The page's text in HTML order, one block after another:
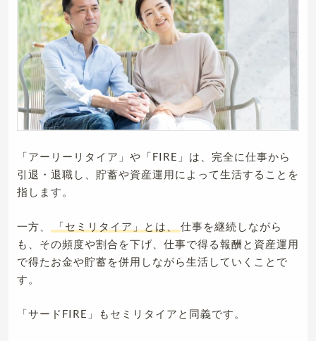
「アーリーリタイア」や「FIRE」は、完全に仕事から
引退・退職し、貯蓄や資産運用によって生活することを
指します。
一方、 「セミリタイア」とは、
仕事を継続しながら
も、その頻度や割合を下げ、仕事で得る報酬と資産運用
で得たお金や貯蓄を併用しながら生活していくことで
す。
「サードFIRE」もセミリタイアと同義です。